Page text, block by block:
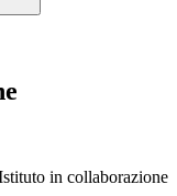
in collaborazione